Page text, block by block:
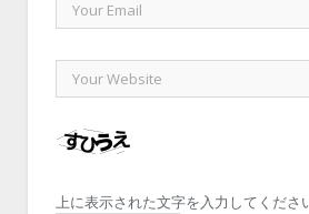
上に表示された文字を入力してくださ